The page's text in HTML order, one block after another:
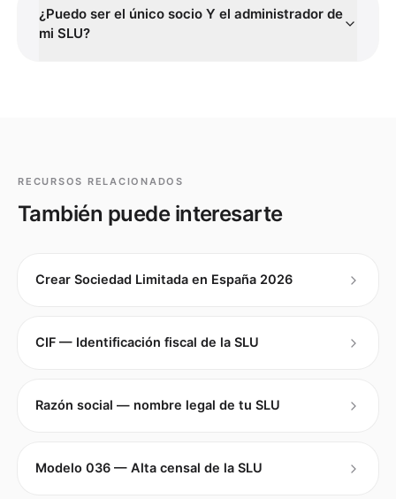
¿Puedo ser el único socio Y el administrador de
mi SLU?
RECURSOS RELACIONADOS
También puede interesarte
Crear Sociedad Limitada en España 2026
CIF — Identificación fiscal de la SLU
Razón social — nombre legal de tu SLU
Modelo 036 — Alta censal de la SLU